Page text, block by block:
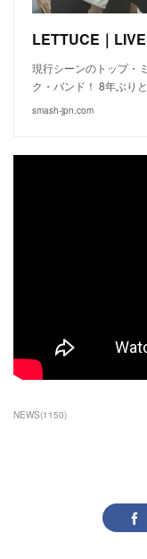
LETTUCE｜
現行シーンのトップ・
ク・バンド！ 8年ぶり
smash-jpn.com
NEWS(1150)